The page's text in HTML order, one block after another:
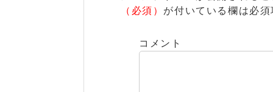
（必須） が付いている欄は必須
コメント